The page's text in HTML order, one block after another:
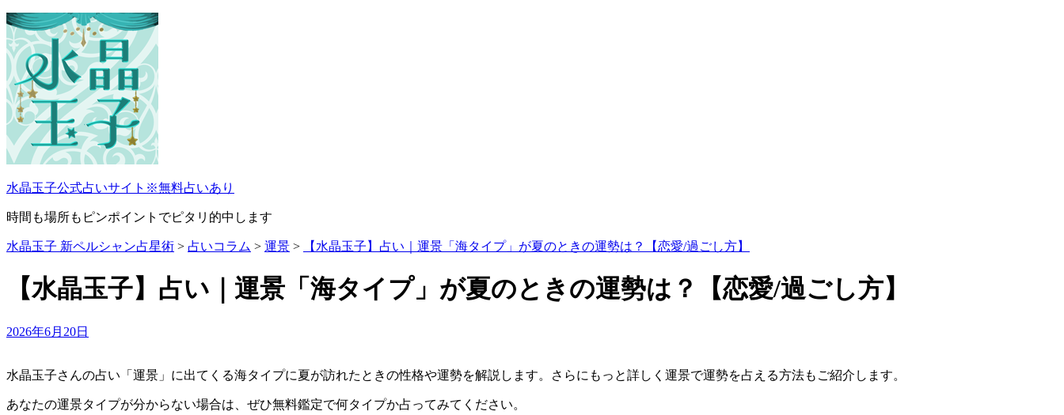
コ
ン
テ
ン
ツ
へ
ス
キ
ッ
プ
水晶玉子公式占いサイト※無料占いあり
時間も場所もピンポイントでピタリ的中します
水晶玉子 新ペルシャン占星術 > 占いコラム > 運景 > 【水晶玉子】占い｜運景「海タイプ」が夏のときの運勢は？【恋愛/過ごし方】
【水晶玉子】占い｜運景「海タイプ」が夏のときの運勢は？【恋愛/過ごし方】
Updated
2026年6月20日
水晶玉子さんの占い「運景」に出てくる海タイプに夏が訪れたときの性格や運勢を解説します。さらにもっと詳しく運景で運勢を占える方法もご紹介します。
あなたの運景タイプが分からない場合は、ぜひ無料鑑定で何タイプか占ってみてください。